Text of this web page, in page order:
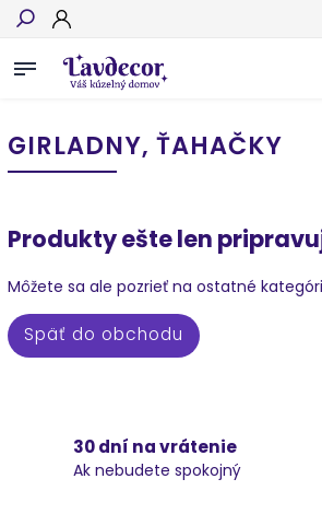
GIRLADNY, ŤAHAČKY
Produkty ešte len
Môžete sa ale pozrieť na ostatné
Späť do obchodu
30 dní na vrátenie
Ak nebudete spokojný